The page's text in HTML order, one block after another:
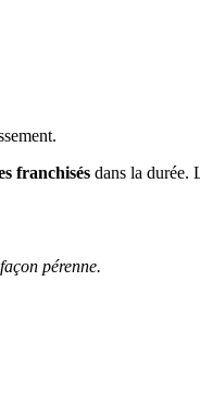
franchisés dans la durée.
pérenne.